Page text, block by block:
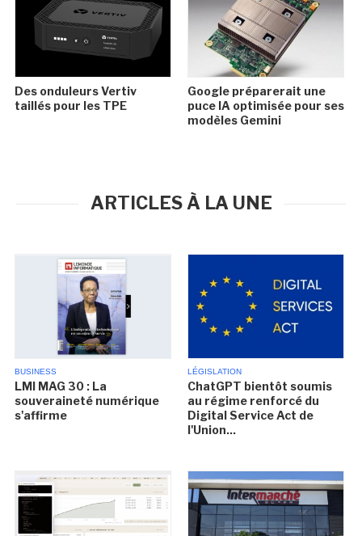
Des onduleurs Vertiv
taillés pour les TPE
Google préparerait une
puce IA optimisée pour ses
modèles Gemini
ARTICLES À LA UNE
BUSINESS
LMI MAG 30 : La
souveraineté numérique
s'affirme
LÉGISLATION
ChatGPT bientôt soumis
au régime renforcé du
Digital Service Act de
l'Union...